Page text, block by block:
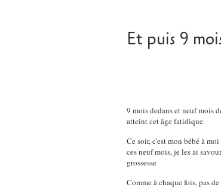
Et puis 9
9 mois dedans et neuf mois
atteint cet âge fatidique
Ce soir, c'est mon bébé à
ces neuf mois, je les ai
grossesse
Comme à chaque fois, pas